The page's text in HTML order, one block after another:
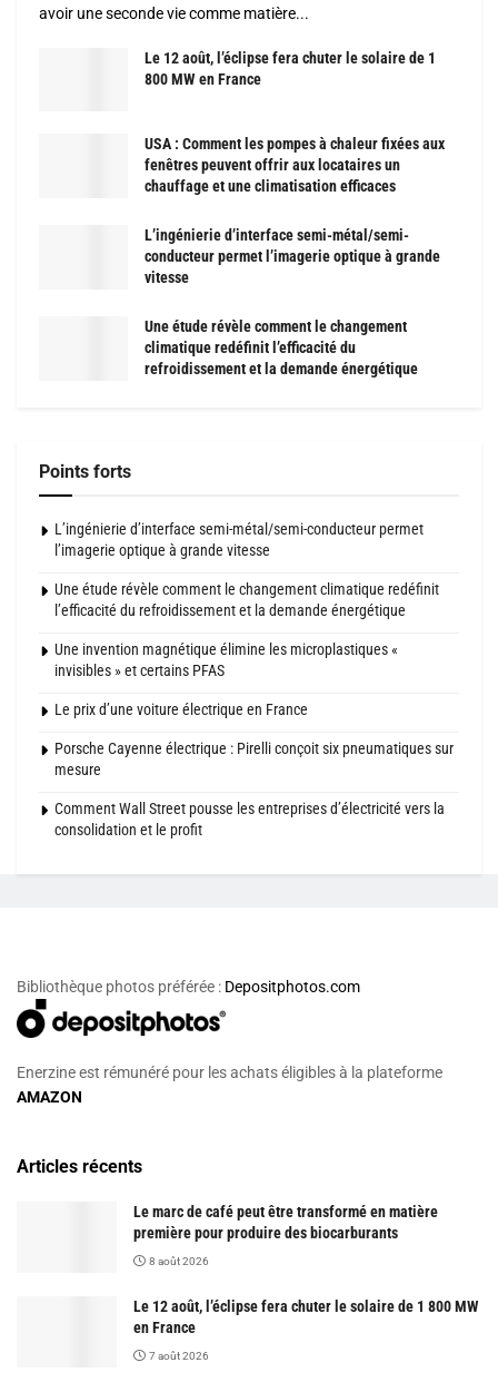
avoir une seconde vie comme matière...
Le 12 août, l’éclipse fera chuter le solaire de 1
800 MW en France
USA : Comment les pompes à chaleur fixées aux
fenêtres peuvent offrir aux locataires un
chauffage et une climatisation efficaces
L’ingénierie d’interface semi-métal/semi-
conducteur permet l’imagerie optique à grande
vitesse
Une étude révèle comment le changement
climatique redéfinit l’efficacité du
refroidissement et la demande énergétique
Points forts
L’ingénierie d’interface semi-métal/semi-conducteur permet
l’imagerie optique à grande vitesse
Une étude révèle comment le changement climatique redéfinit
l’efficacité du refroidissement et la demande énergétique
Une invention magnétique élimine les microplastiques «
invisibles » et certains PFAS
Le prix d’une voiture électrique en France
Porsche Cayenne électrique : Pirelli conçoit six pneumatiques sur
mesure
Comment Wall Street pousse les entreprises d’électricité vers la
consolidation et le profit
Bibliothèque photos préférée : Depositphotos.com
Enerzine est rémunéré pour les achats éligibles à la plateforme
AMAZON
Articles récents
Le marc de café peut être transformé en matière
première pour produire des biocarburants
8 août 2026
Le 12 août, l’éclipse fera chuter le solaire de 1 800 MW
en France
7 août 2026